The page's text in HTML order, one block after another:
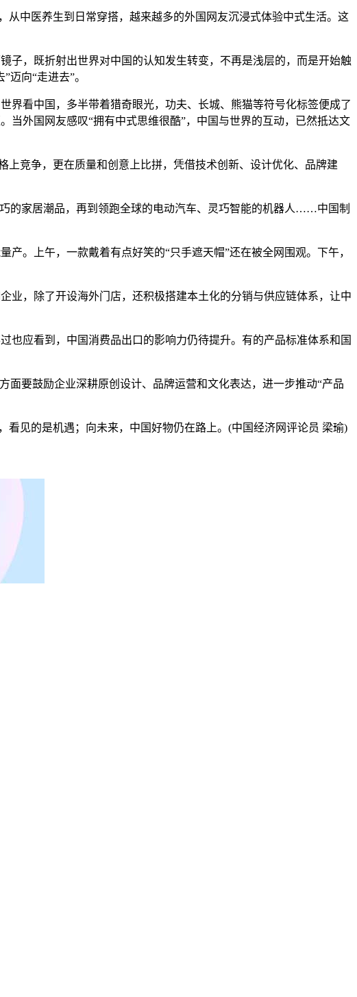
中医养生到日常穿搭，越来越多的外国网友沉浸式体验中式生活。这
，既折射出世界对中国的认知发生转变，不再是浅层的，而是开始触
向“走进去”。
看中国，多半带着猎奇眼光，功夫、长城、熊猫等符号化标签便成了
外国网友感叹“拥有中式思维很酷”，中国与世界的互动，已然抵达文
竞争，更在质量和创意上比拼，凭借技术创新、设计优化、品牌建
家居潮品，再到领跑全球的电动汽车、灵巧智能的机器人……中国制
。上午，一款戴着有点好笑的“只手遮天帽”还在被全网围观。下午，
，除了开设海外门店，还积极搭建本土化的分销与供应链体系，让中
应看到，中国消费品出口的影响力仍待提升。有的产品标准体系和国
要鼓励企业深耕原创设计、品牌运营和文化表达，进一步推动“产品
见的是机遇；向未来，中国好物仍在路上。(中国经济网评论员 梁瑜)